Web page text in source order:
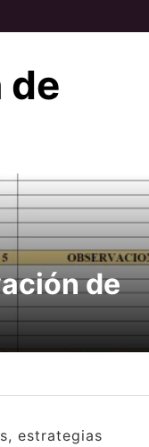
de
de
estrategias